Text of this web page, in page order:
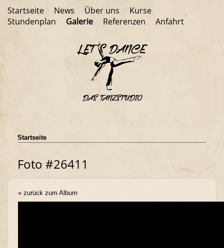
Startseite News Über uns
Kurse
Stundenplan
Galerie Referenzen Anfahrt
Startseite
Foto #26411
« zurück zum Album